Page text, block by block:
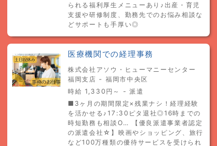
られる福利厚生メニューあり♪出産・育児
支援や研修制度、勤務先でのお悩み相談な
どサポートも手厚い◎
医療機関での経理事務
株式会社アソウ・ヒューマニーセンター
福岡支店 - 福岡市中央区
時給 1,330円～ - 派遣
■3ヶ月の期間限定×残業ナシ！経理経験
を活かせる♪17:30ピタ退社◎16時までの
時短勤務も相談O… 【優良派遣事業者認定
の派遣会社☆】映画やショッピング、旅行
など100万種類の優待サービスを受けられ